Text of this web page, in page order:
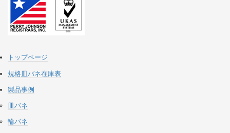
トップページ
規格皿バネ在庫表
製品事例
皿バネ
輪バネ